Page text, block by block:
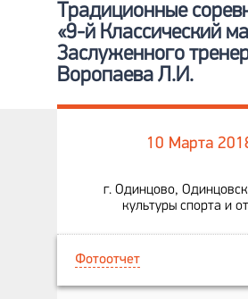
Традиционные
«9-й Классический
Заслуженного
Воропаева Л.И.
10 Марта
г. Одинцово,
культуры спорта и
Фотоотчет